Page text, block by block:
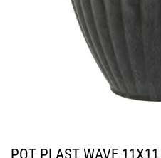
POT PLAST WAVE